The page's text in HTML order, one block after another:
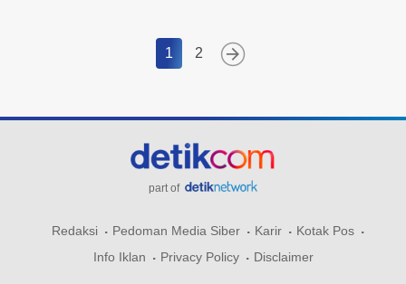
1 2
part of
Redaksi Pedoman Media Siber Karir
Kotak Pos
Info Iklan
Privacy Policy Disclaimer